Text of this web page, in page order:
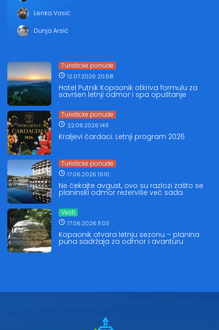
Lenka Vasić
Dunja Arsić
Turisticke ponude
12.07.2026 20:58
Hotel Putnik Kopaonik otkriva formulu za
savršen letnji odmor i spa opuštanje
Turisticke ponude
22.06.2026 14:11
Kraljevi čardaci: Letnji program 2026
Turisticke ponude
17.06.2026 19:10
Ne čekajte avgust, ovo su razlozi zašto se
planinski odmor rezerviše već sada
Vesti
17.06.2026 11:03
Kopaonik otvara letnju sezonu – planina
puna sadržaja za odmor i avanturu